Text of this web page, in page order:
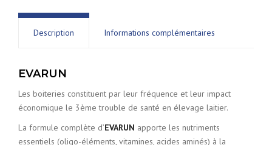
Description Informations complémentaires
EVARUN
Les boiteries constituent par leur fréquence et leur impact
économique le 3ème trouble de santé en élevage laitier.
La formule complète d’EVARUN apporte les nutriments
essentiels (oligo-éléments, vitamines, acides aminés) à la